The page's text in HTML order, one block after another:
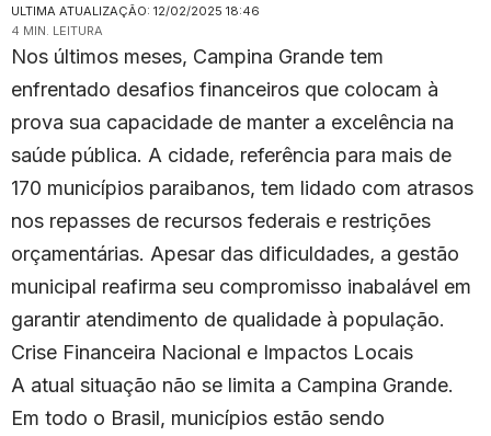
ULTIMA ATUALIZAÇÃO: 12/02/2025 18:46
4 MIN. LEITURA
Nos últimos meses, Campina Grande tem
enfrentado desafios financeiros que colocam à
prova sua capacidade de manter a excelência na
saúde pública. A cidade, referência para mais de
170 municípios paraibanos, tem lidado com atrasos
nos repasses de recursos federais e restrições
orçamentárias. Apesar das dificuldades, a gestão
municipal reafirma seu compromisso inabalável em
garantir atendimento de qualidade à população.
Crise Financeira Nacional e Impactos Locais
A atual situação não se limita a Campina Grande.
Em todo o Brasil, municípios estão sendo